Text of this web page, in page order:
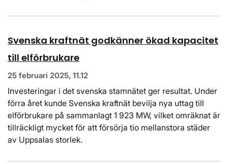
Svenska kraftnät godkänner ökad kapacitet
till elförbrukare
25 februari 2025, 11.12
Investeringar i det svenska stamnätet ger resultat. Under
förra året kunde Svenska kraftnät bevilja nya uttag till
elförbrukare på sammanlagt 1 923 MW, vilket omräknat är
tillräckligt mycket för att försörja tio mellanstora städer
av Uppsalas storlek.